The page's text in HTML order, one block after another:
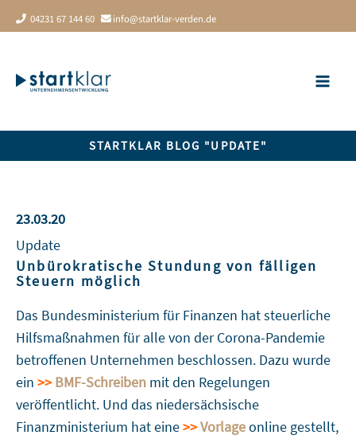
Zum
Inhalt
04231 67 144 60 info@startklar-verden.de
STARTKLAR BLOG "UPDATE"
23.03.20
Update
Unbürokratische Stundung von fälligen
Steuern möglich
Das Bundesministerium für Finanzen hat steuerliche
Hilfsmaßnahmen für alle von der Corona-Pandemie
betroffenen Unternehmen beschlossen. Dazu wurde
ein >> BMF-Schreiben mit den Regelungen
veröffentlicht. Und das niedersächsische
Finanzministerium hat eine>>Vorlageonline gestellt,